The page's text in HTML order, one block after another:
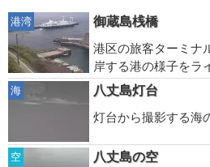
港湾
御蔵島桟橋
港区の旅客ターミナ
岸する港の様子をラ
海
八丈島灯台
灯台から撮影する海
空
八丈島の空